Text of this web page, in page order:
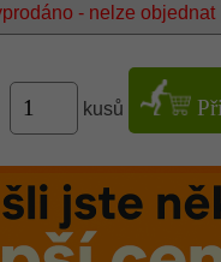
- nelze objednat
kusů